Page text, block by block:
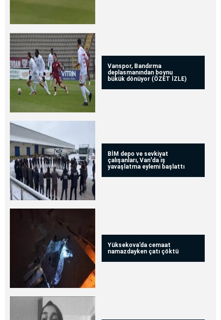
Vanspor, Bandırma
deplasmanından boynu
bükük dönüyor (ÖZET İZLE)
BİM depo ve sevkiyat
çalışanları, Van'da iş
yavaşlatma eylemi başlattı
Yüksekova’da cemaat
namazdayken çatı çöktü